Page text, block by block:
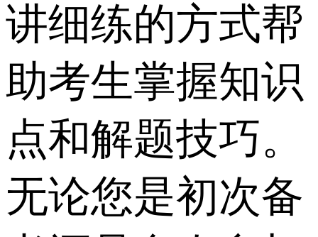
讲细练的方式帮
助考生掌握知识
点和解题技巧。
无论您是初次备